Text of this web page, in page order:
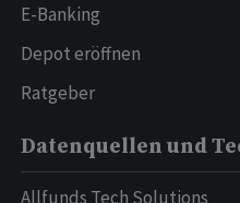
E-Banking
Depot eröffnen
Ratgeber
Datenquellen und
Allfunds Tech Solutions